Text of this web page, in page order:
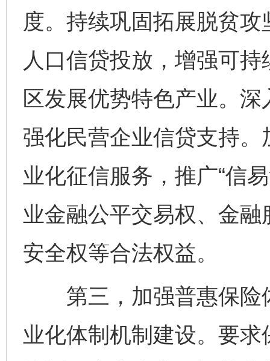
度。持续巩固拓展脱贫
人口信贷投放，增强可
区发展优势特色产业。
强化民营企业信贷支持
业化征信服务，推广“信
业金融公平交易权、金
安全权等合法权益。
第三，加强普惠保险
业化体制机制建设。要